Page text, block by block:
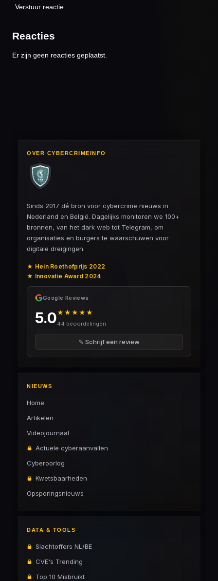
Verstuur reactie
Reacties
Er zijn geen reacties geplaatst.
OVER CYBERCRIMEINFO
Sinds 2017 dé bron voor cybercrime nieuws in
Nederland en België. Dagelijks monitoren we 100+
bronnen, van het dark web tot Telegram, om
organisaties en burgers te waarschuwen voor
digitale dreigingen.
★ Hein Roethofprijs 2022
★ Innovatie Award 2024
Google Reviews
5.0★★★★★
44 beoordelingen
✎ Schrijf een review
NIEUWS
Home
Artikelen
Videojournaal
Actuele cyberaanvallen
Cyberoorlog
Kwetsbaarheden
Opsporingsnieuws
DATA & TOOLS
Slachtoffers NL/BE
CVE's Trending
Top 10 Misbruikt